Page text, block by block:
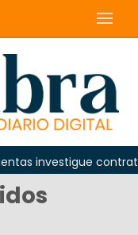
investigue